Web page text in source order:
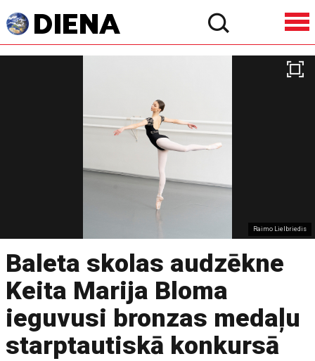
Raimo Lielbriedis
Baleta skolas audzēkne
Keita Marija Bloma
ieguvusi bronzas medaļu
starptautiskā konkursā